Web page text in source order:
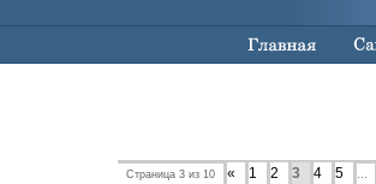
Страница 3 из 10 « 1 2 3 4 5 …